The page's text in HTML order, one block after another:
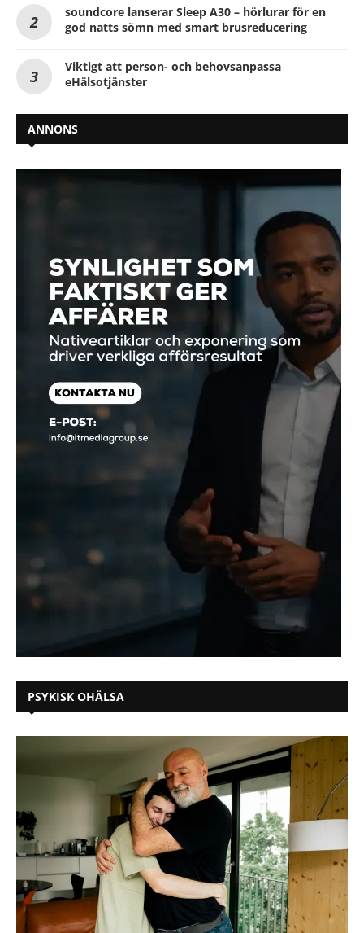
soundcore lanserar Sleep A30 – hörlurar för en
god natts sömn med smart brusreducering
Viktigt att person- och behovsanpassa
eHälsotjänster
ANNONS
PSYKISK OHÄLSA